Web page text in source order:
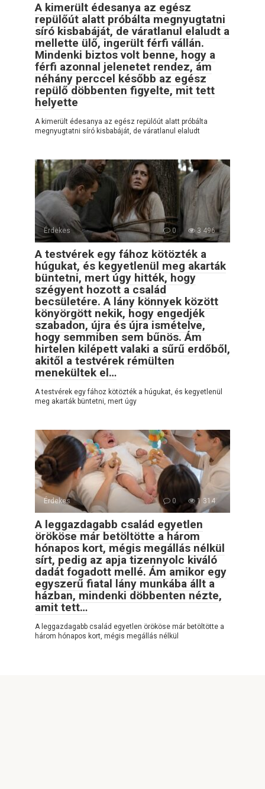
A kimerült édesanya az egész
repülőút alatt próbálta megnyugtatni
síró kisbabáját, de váratlanul elaludt a
mellette ülő, ingerült férfi vállán.
Mindenki biztos volt benne, hogy a
férfi azonnal jelenetet rendez, ám
néhány perccel később az egész
repülő döbbenten figyelte, mit tett
helyette
A kimerült édesanya az egész repülőút alatt próbálta
megnyugtatni síró kisbabáját, de váratlanul elaludt
Érdekes 0 3 496
A testvérek egy fához kötözték a
húgukat, és kegyetlenül meg akarták
büntetni, mert úgy hitték, hogy
szégyent hozott a család
becsületére. A lány könnyek között
könyörgött nekik, hogy engedjék
szabadon, újra és újra ismételve,
hogy semmiben sem bűnös. Ám
hirtelen kilépett valaki a sűrű erdőből,
akitől a testvérek rémülten
menekültek el…
A testvérek egy fához kötözték a húgukat, és kegyetlenül
meg akarták büntetni, mert úgy
Érdekes 0 1 314
A leggazdagabb család egyetlen
örököse már betöltötte a három
hónapos kort, mégis megállás nélkül
sírt, pedig az apja tizennyolc kiváló
dadát fogadott mellé. Ám amikor egy
egyszerű fiatal lány munkába állt a
házban, mindenki döbbenten nézte,
amit tett…
A leggazdagabb család egyetlen örököse már betöltötte a
három hónapos kort, mégis megállás nélkül